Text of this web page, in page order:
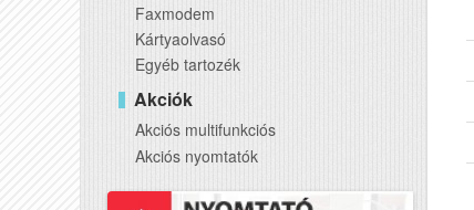
Faxmodem
Kártyaolvasó
Egyéb tartozék
Akciók
Akciós multifunkciós
Akciós nyomtatók